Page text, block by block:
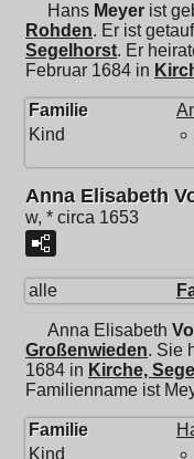
Hans Meyer ist
Rohden. Er ist
Segelhorst. Er
Februar 1684 in
Familie
Kind
Anna Elisabeth
w, * circa 1653
alle
Anna Elisabeth
Großenwieden. Sie
1684 in Kirche,
Familienname ist
Familie
Kind